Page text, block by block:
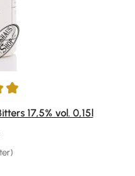
von 5 Sternen
17,5% vol. 0,15l
Preis: